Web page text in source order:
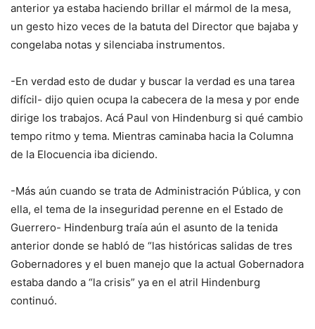
anterior ya estaba haciendo brillar el mármol de la mesa,
un gesto hizo veces de la batuta del Director que bajaba y
congelaba notas y silenciaba instrumentos.
-En verdad esto de dudar y buscar la verdad es una tarea
difícil- dijo quien ocupa la cabecera de la mesa y por ende
dirige los trabajos. Acá Paul von Hindenburg si qué cambio
tempo ritmo y tema. Mientras caminaba hacia la Columna
de la Elocuencia iba diciendo.
-Más aún cuando se trata de Administración Pública, y con
ella, el tema de la inseguridad perenne en el Estado de
Guerrero- Hindenburg traía aún el asunto de la tenida
anterior donde se habló de “las históricas salidas de tres
Gobernadores y el buen manejo que la actual Gobernadora
estaba dando a “la crisis” ya en el atril Hindenburg
continuó.